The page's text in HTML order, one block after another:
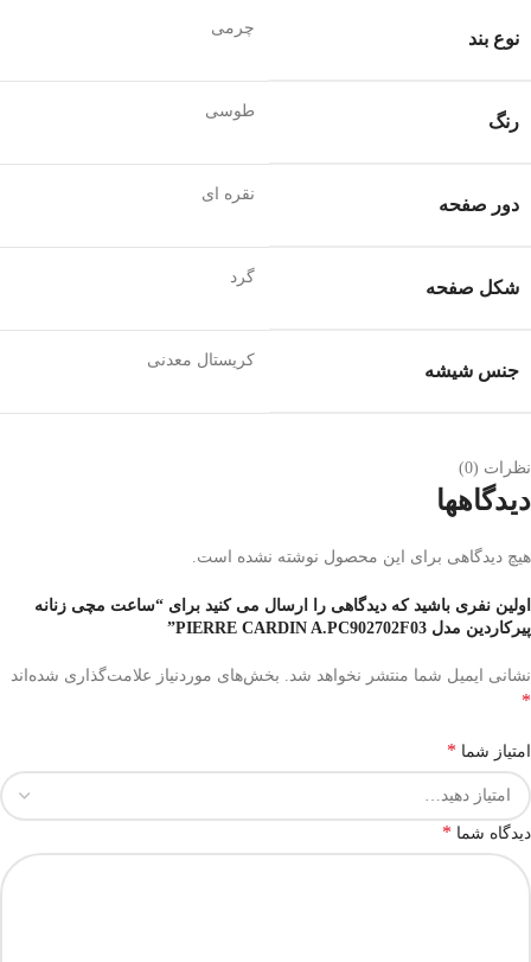
نوع بند
چرمی
رنگ
طوسی
دور صفحه
نقره ای
شکل صفحه
گرد
جنس شیشه
کریستال معدنی
نظرات (0)
دیدگاهها
هیچ دیدگاهی برای این محصول نوشته نشده است.
اولین نفری باشید که دیدگاهی را ارسال می کنید برای “ساعت مچی زنانه
پیرکاردین مدل PIERRE CARDIN A.PC902702F03”
نشانی ایمیل شما منتشر نخواهد شد. بخش‌های موردنیاز علامت‌گذاری شده‌اند
*
امتیاز شما *
دیدگاه شما *